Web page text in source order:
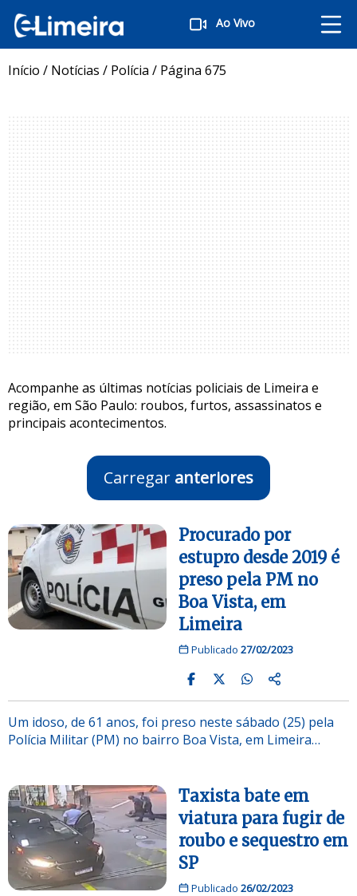
Ao Vivo
Início / Notícias / Polícia / Página 675
Acompanhe as últimas notícias policiais de Limeira e
região, em São Paulo: roubos, furtos, assassinatos e
principais acontecimentos.
Carregar anteriores
Procurado por
estupro desde 2019 é
preso pela PM no
Boa Vista, em
Limeira
Publicado 27/02/2023
Um idoso, de 61 anos, foi preso neste sábado (25) pela
Polícia Militar (PM) no bairro Boa Vista, em Limeira…
Taxista bate em
viatura para fugir de
roubo e sequestro em
SP
Publicado 26/02/2023